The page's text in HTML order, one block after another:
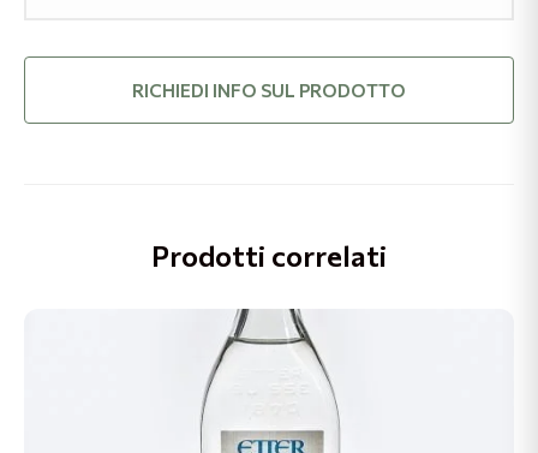
RICHIEDI INFO SUL PRODOTTO
Prodotti correlati